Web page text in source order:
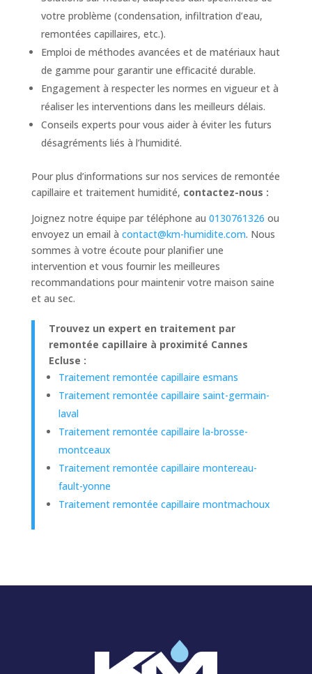
votre problème (condensation, infiltration d’eau,
remontées capillaires, etc.).
Emploi de méthodes avancées et de matériaux haut
de gamme pour garantir une efficacité durable.
Engagement à respecter les normes en vigueur et à
réaliser les interventions dans les meilleurs délais.
Conseils experts pour vous aider à éviter les futurs
désagréments liés à l’humidité.
Pour plus d’informations sur nos services de remontée
capillaire et traitement humidité, contactez-nous :
Joignez notre équipe par téléphone au 0130761326 ou
envoyez un email à contact@km-humidite.com. Nous
sommes à votre écoute pour planifier une
intervention et vous fournir les meilleures
recommandations pour maintenir votre maison saine
et au sec.
Trouvez un expert en traitement par
remontée capillaire à proximité Cannes
Ecluse :
Traitement remontée capillaire esmans
Traitement remontée capillaire saint-germain-
laval
Traitement remontée capillaire la-brosse-
montceaux
Traitement remontée capillaire montereau-
fault-yonne
Traitement remontée capillaire montmachoux